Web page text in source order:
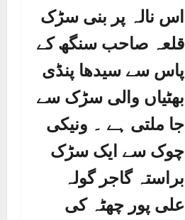
اس نالہ پر بنی سڑک
قلعہ صاحب سنگھ کے
پاس سے سیدھا پنڈی
بھٹیاں والی سڑک سے
جا ملتی ہے ۔ ونیکی
چوک سے ایک سڑک
براستہ گاجر گولہ
علی پور چھٹہ کی